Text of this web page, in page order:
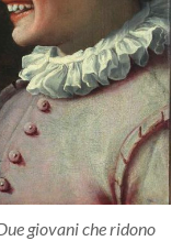
giovani che ridono